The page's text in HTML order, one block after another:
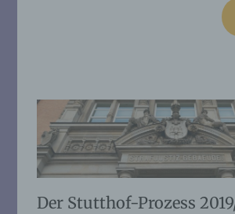
Der Stutthof-Prozess